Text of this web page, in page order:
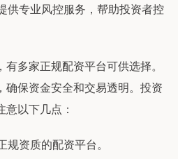
供专业风控服务，帮助投资者控
多家正规配资平台可供选择。
确保资金安全和交易透明。投资
以下几点：
资质的配资平台。